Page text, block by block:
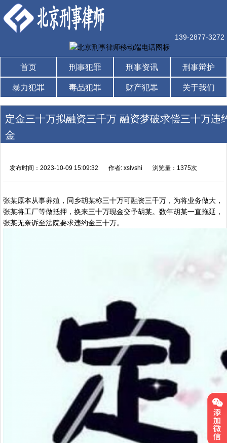
139-2877-3272
首页 刑事犯罪 刑事资讯 刑事辩护
暴力犯罪 毒品犯罪 财产犯罪 关于我们
定金三十万拟融资三千万 融资梦破求偿三十万违
金
发布时间：2023-10-09 15:09:32 作者: xslvshi 浏览量：1375次
张某原本从事养殖，同乡胡某称三十万可融资三千万，为将业务做大，
张某将工厂等做抵押，换来三十万现金交予胡某。数年胡某一直拖延，
张某无奈诉至法院要求违约金三十万。